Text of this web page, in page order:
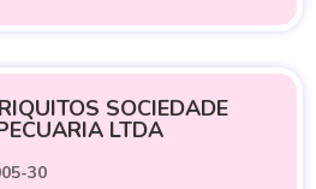
SOCIEDADE
LTDA
30